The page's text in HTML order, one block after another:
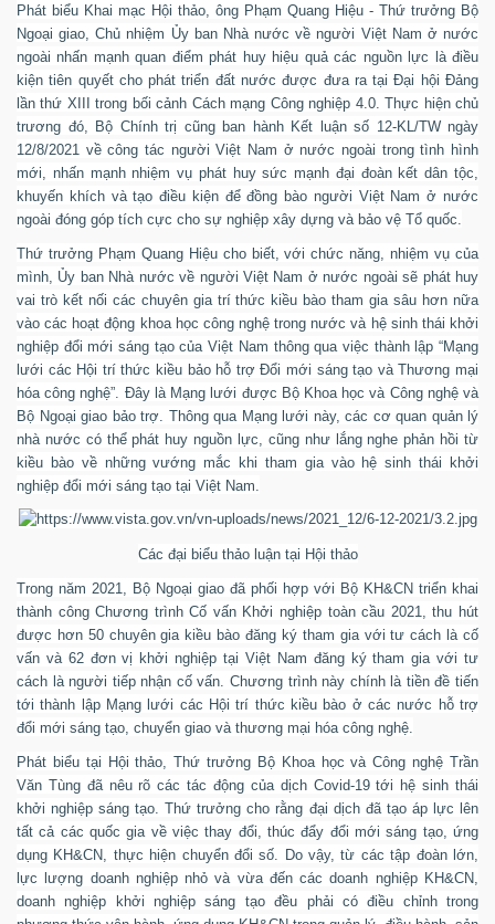
Phát biểu Khai mạc Hội thảo, ông Phạm Quang Hiệu - Thứ trưởng Bộ
Ngoại giao, Chủ nhiệm Ủy ban Nhà nước về người Việt Nam ở nước
ngoài nhấn mạnh quan điểm phát huy hiệu quả các nguồn lực là điều
kiện tiên quyết cho phát triển đất nước được đưa ra tại Đại hội Đảng
lần thứ XIII trong bối cảnh Cách mạng Công nghiệp 4.0. Thực hiện chủ
trương đó, Bộ Chính trị cũng ban hành Kết luận số 12-KL/TW ngày
12/8/2021 về công tác người Việt Nam ở nước ngoài trong tình hình
mới, nhấn mạnh nhiệm vụ phát huy sức mạnh đại đoàn kết dân tộc,
khuyến khích và tạo điều kiện để đồng bào người Việt Nam ở nước
ngoài đóng góp tích cực cho sự nghiệp xây dựng và bảo vệ Tổ quốc.
Thứ trưởng Phạm Quang Hiệu cho biết, với chức năng, nhiệm vụ của
mình, Ủy ban Nhà nước về người Việt Nam ở nước ngoài sẽ phát huy
vai trò kết nối các chuyên gia trí thức kiều bào tham gia sâu hơn nữa
vào các hoạt động khoa học công nghệ trong nước và hệ sinh thái khởi
nghiệp đổi mới sáng tạo của Việt Nam thông qua việc thành lập “Mạng
lưới các Hội trí thức kiều bảo hỗ trợ Đổi mới sáng tạo và Thương mại
hóa công nghệ”. Đây là Mạng lưới được Bộ Khoa học và Công nghệ và
Bộ Ngoại giao bảo trợ. Thông qua Mạng lưới này, các cơ quan quản lý
nhà nước có thể phát huy nguồn lực, cũng như lắng nghe phản hồi từ
kiều bào về những vướng mắc khi tham gia vào hệ sinh thái khởi
nghiệp đổi mới sáng tạo tại Việt Nam.
Các đại biểu thảo luận tại Hội thảo
Trong năm 2021, Bộ Ngoại giao đã phối hợp với Bộ KH&CN triển khai
thành công Chương trình Cố vấn Khởi nghiệp toàn cầu 2021, thu hút
được hơn 50 chuyên gia kiều bào đăng ký tham gia với tư cách là cố
vấn và 62 đơn vị khởi nghiệp tại Việt Nam đăng ký tham gia với tư
cách là người tiếp nhận cố vấn. Chương trình này chính là tiền đề tiến
tới thành lập Mạng lưới các Hội trí thức kiều bào ở các nước hỗ trợ
đổi mới sáng tạo, chuyển giao và thương mại hóa công nghệ.
Phát biểu tại Hội thảo, Thứ trưởng Bộ Khoa học và Công nghệ Trần
Văn Tùng đã nêu rõ các tác động của dịch Covid-19 tới hệ sinh thái
khởi nghiệp sáng tạo. Thứ trưởng cho rằng đại dịch đã tạo áp lực lên
tất cả các quốc gia về việc thay đổi, thúc đẩy đổi mới sáng tạo, ứng
dụng KH&CN, thực hiện chuyển đổi số. Do vậy, từ các tập đoàn lớn,
lực lượng doanh nghiệp nhỏ và vừa đến các doanh nghiệp KH&CN,
doanh nghiệp khởi nghiệp sáng tạo đều phải có điều chỉnh trong